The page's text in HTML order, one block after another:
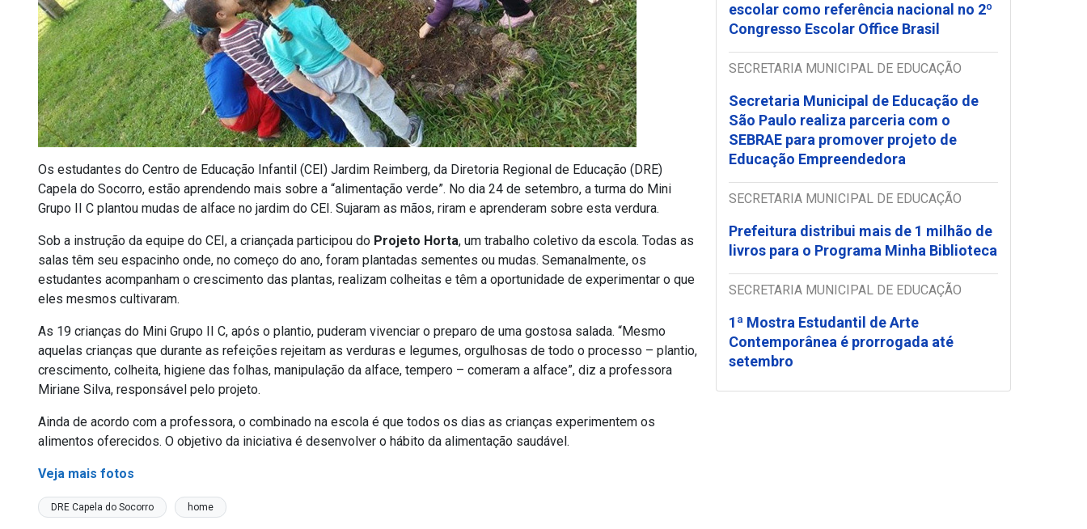
Os estudantes do Centro de Educação Infantil (CEI) Jardim Reimberg, da Diretoria Regional de Educação (DRE)
Capela do Socorro, estão aprendendo mais sobre a “alimentação verde”. No dia 24 de setembro, a turma do Mini
Grupo II C plantou mudas de alface no jardim do CEI. Sujaram as mãos, riram e aprenderam sobre esta verdura.
Sob a instrução da equipe do CEI, a criançada participou do Projeto Horta, um trabalho coletivo da escola. Todas as
salas têm seu espacinho onde, no começo do ano, foram plantadas sementes ou mudas. Semanalmente, os
estudantes acompanham o crescimento das plantas, realizam colheitas e têm a oportunidade de experimentar o que
eles mesmos cultivaram.
As 19 crianças do Mini Grupo II C, após o plantio, puderam vivenciar o preparo de uma gostosa salada. “Mesmo
aquelas crianças que durante as refeições rejeitam as verduras e legumes, orgulhosas de todo o processo – plantio,
crescimento, colheita, higiene das folhas, manipulação da alface, tempero – comeram a alface”, diz a professora
Miriane Silva, responsável pelo projeto.
Ainda de acordo com a professora, o combinado na escola é que todos os dias as crianças experimentem os
alimentos oferecidos. O objetivo da iniciativa é desenvolver o hábito da alimentação saudável.
Veja mais fotos
DRE Capela do Socorro home
escolar como referência nacional no 2º
Congresso Escolar Office Brasil
SECRETARIA MUNICIPAL DE EDUCAÇÃO
Secretaria Municipal de Educação de
São Paulo realiza parceria com o
SEBRAE para promover projeto de
Educação Empreendedora
SECRETARIA MUNICIPAL DE EDUCAÇÃO
Prefeitura distribui mais de 1 milhão de
livros para o Programa Minha Biblioteca
SECRETARIA MUNICIPAL DE EDUCAÇÃO
1ª Mostra Estudantil de Arte
Contemporânea é prorrogada até
setembro